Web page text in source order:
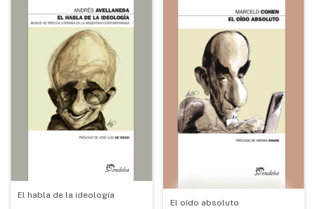
El habla de la ideología
El oído absoluto